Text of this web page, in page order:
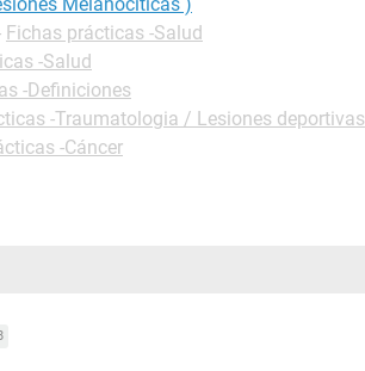
Fichas prácticas -Salud
-Salud
-Definiciones
-Traumatologia / Lesiones deportivas
-Cáncer